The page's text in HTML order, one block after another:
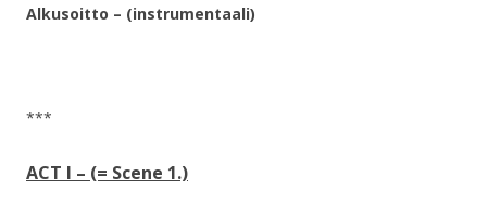
Alkusoitto – (instrumentaali)
***
ACT I – (= Scene 1.)